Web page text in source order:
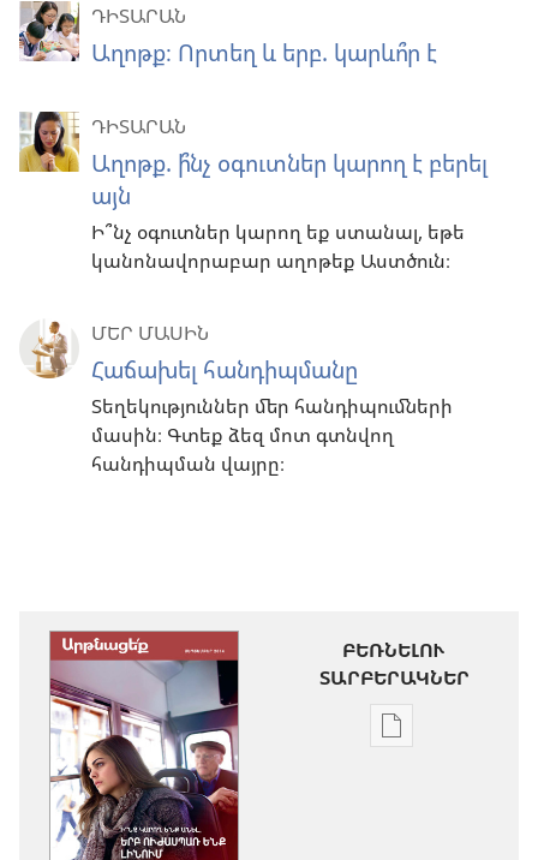
ԴԻՏԱՐԱՆ
Աղոթք։ Որտեղ և երբ. կարևո՞ր է
ԴԻՏԱՐԱՆ
Աղոթք. ի՞նչ օգուտներ կարող է բերել
այն
Ի՞նչ օգուտներ կարող եք ստանալ, եթե
կանոնավորաբար աղոթեք Աստծուն։
ՄԵՐ ՄԱՍԻՆ
Հաճախել հանդիպմանը
Տեղեկություններ մեր հանդիպումների
մասին։ Գտեք ձեզ մոտ գտնվող
հանդիպման վայրը։
ԲԵՌՆԵԼՈՒ
ՏԱՐԲԵՐԱԿՆԵՐ
Թվային